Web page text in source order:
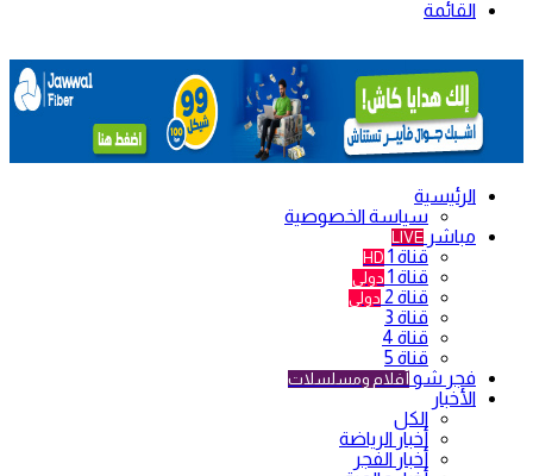
القائمة
الرئيسية
سياسة الخصوصية
مباشر LIVE
قناة 1 HD
قناة 1 دولي
قناة 2 دولي
قناة 3
قناة 4
قناة 5
فجر شو أفلام ومسلسلات
الأخبار
الكل
أخبار الرياضة
أخبار الفجر